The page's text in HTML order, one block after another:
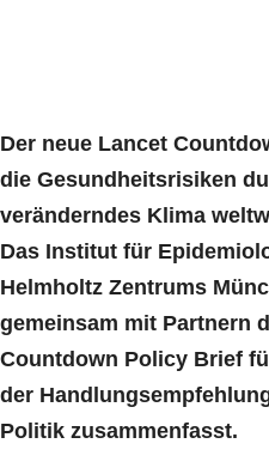
Der neue Lancet
die Gesundheitsrisiken
veränderndes Klima
Das Institut für
Helmholtz Zentrums
gemeinsam mit Partnern
Countdown Policy Brief
der
Politik zusammenfasst.